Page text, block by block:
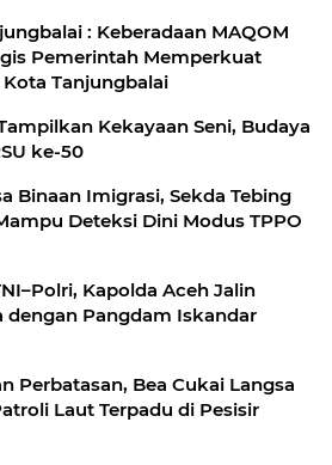
: Keberadaan MAQOM
Pemerintah Memperkuat
Tanjungbalai
Kekayaan Seni, Budaya
ke-50
Binaan Imigrasi, Sekda Tebing
Deteksi Dini Modus TPPO
Kapolda Aceh Jalin
dengan Pangdam Iskandar
Perbatasan, Bea Cukai Langsa
Laut Terpadu di Pesisir